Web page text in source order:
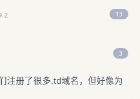
2 13
3
注册了很多.td域名，但好像为